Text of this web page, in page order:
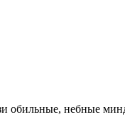
обильные, небные